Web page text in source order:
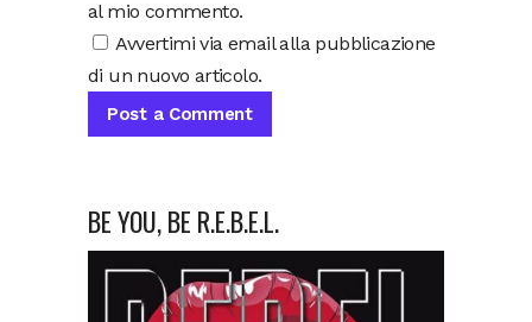
al mio commento.
Avvertimi via email alla pubblicazione
di un nuovo articolo.
BE YOU, BE R.E.B.E.L.